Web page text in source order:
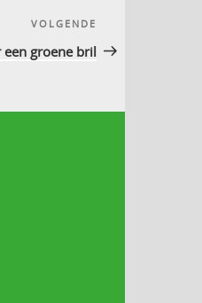
bericht
VOLGENDE
een groene bril